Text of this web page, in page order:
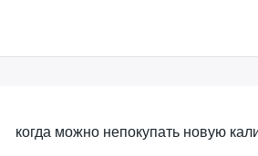
когда можно непокупать новую